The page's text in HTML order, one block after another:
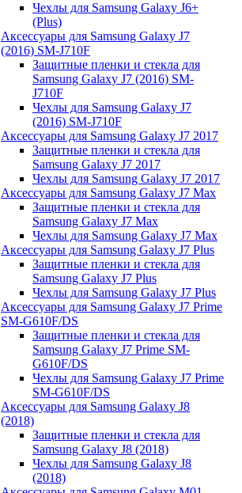
Чехлы для Samsung Galaxy J6+
(Plus)
Аксессуары для Samsung Galaxy J7
(2016) SM-J710F
Защитные пленки и стекла для
Samsung Galaxy J7 (2016) SM-
J710F
Чехлы для Samsung Galaxy J7
(2016) SM-J710F
Аксессуары для Samsung Galaxy J7 2017
Защитные пленки и стекла для
Samsung Galaxy J7 2017
Чехлы для Samsung Galaxy J7 2017
Аксессуары для Samsung Galaxy J7 Max
Защитные пленки и стекла для
Samsung Galaxy J7 Max
Чехлы для Samsung Galaxy J7 Max
Аксессуары для Samsung Galaxy J7 Plus
Защитные пленки и стекла для
Samsung Galaxy J7 Plus
Чехлы для Samsung Galaxy J7 Plus
Аксессуары для Samsung Galaxy J7 Prime
SM-G610F/DS
Защитные пленки и стекла для
Samsung Galaxy J7 Prime SM-
G610F/DS
Чехлы для Samsung Galaxy J7 Prime
SM-G610F/DS
Аксессуары для Samsung Galaxy J8
(2018)
Защитные пленки и стекла для
Samsung Galaxy J8 (2018)
Чехлы для Samsung Galaxy J8
(2018)